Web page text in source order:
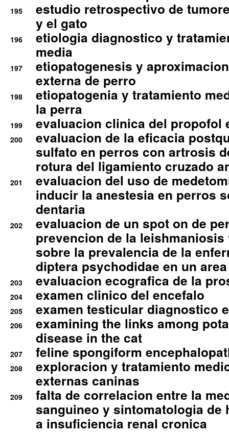
195
estudio retrospectivo de
y el gato
196
etiologia diagnostico y
media
197
etiopatogenesis y
externa de perro
198
etiopatogenia y tratamiento
la perra
199 evaluacion clinica del propofol
200
evaluacion de la eficacia
sulfato en perros con artrosis
rotura del ligamiento cruzado
201
evaluacion del uso de
inducir la anestesia en perros
dentaria
202
evaluacion de un spot on de
prevencion de la
sobre la prevalencia de la
diptera psychodidae en un
203 evaluacion ecografica de la
204 examen clinico del encefalo
205 examen testicular diagnostico
206
examining the links among
disease in the cat
207 feline spongiform
208
exploracion y tratamiento
externas caninas
209
falta de correlacion entre la
sanguineo y sintomatologia de
a insuficiencia renal cronica